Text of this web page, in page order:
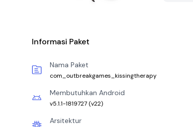
Informasi Paket
Nama Paket
com_outbreakgames_kissingtherapy
Membutuhkan Android
v5.1.1-1819727 (v22)
Arsitektur